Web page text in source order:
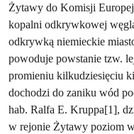
Żytawy do Komisji
kopalni odkrywkowej
odkrywką niemieckie
powoduje powstanie tzw.
promieniu kilkudziesięciu
dochodzi do zaniku wód
hab. Ralfa E. Kruppa[1],
w rejonie Żytawy poziom